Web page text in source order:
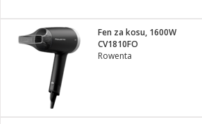
Fen za kosu, 1600W
CV1810FO
Rowenta